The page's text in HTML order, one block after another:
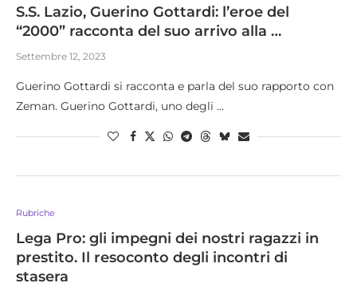
S.S. Lazio, Guerino Gottardi: l’eroe del
“2000” racconta del suo arrivo alla …
Settembre 12, 2023
Guerino Gottardi si racconta e parla del suo rapporto con
Zeman. Guerino Gottardi, uno degli …
Rubriche
Lega Pro: gli impegni dei nostri ragazzi in
prestito. Il resoconto degli incontri di
stasera